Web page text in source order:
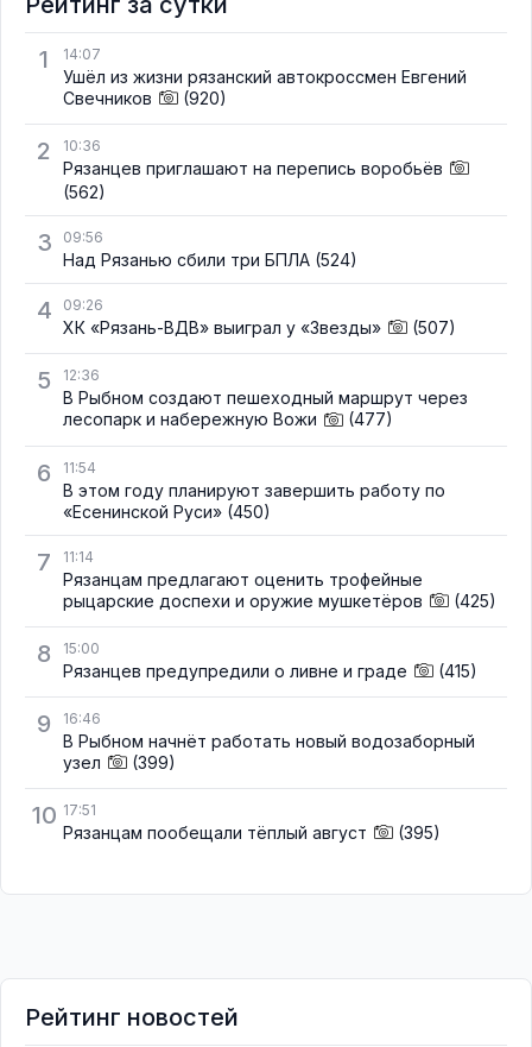
1
14:07
Ушёл из жизни рязанский автокроссмен Евгений
Свечников
(920)
2 10:36
Рязанцев приглашают на перепись воробьёв
(562)
3 09:56
Над Рязанью сбили три БПЛА (524)
4 09:26
ХК «Рязань-ВДВ» выиграл у «Звезды» (507)
5 12:36
В Рыбном создают пешеходный маршрут через
лесопарк и набережную Вожи
(477)
6 11:54
В этом году планируют завершить работу по
«Есенинской Руси» (450)
7 11:14
Рязанцам предлагают оценить трофейные
рыцарские доспехи и оружие мушкетёров
(425)
8 15:00
Рязанцев предупредили о ливне и граде (415)
9 16:46
В Рыбном начнёт работать новый водозаборный
узел
(399)
10 17:51
Рязанцам пообещали тёплый август (395)
Рейтинг новостей